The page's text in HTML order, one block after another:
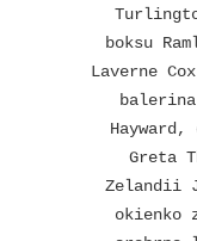
boksu
Laverne
Greta
Zelandii
okienko